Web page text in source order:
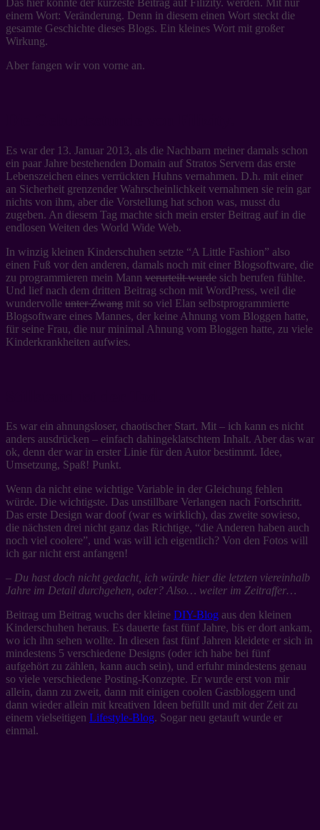
einem Wort: Veränderung. Denn in diesem einen Wort steckt die
gesamte Geschichte dieses Blogs. Ein kleines Wort mit großer
Wirkung.
Aber fangen wir von vorne an.
Es war der 13. Januar 2013, als die Nachbarn meiner damals schon
ein paar Jahre bestehenden Domain auf Stratos Servern das erste
Lebenszeichen eines verrückten Huhns vernahmen. D.h. mit einer
an Sicherheit grenzender Wahrscheinlichkeit vernahmen sie rein gar
nichts von ihm, aber die Vorstellung hat schon was, musst du
zugeben. An diesem Tag machte sich mein erster Beitrag auf in die
endlosen Weiten des World Wide Web.
In winzig kleinen Kinderschuhen setzte “A Little Fashion” also
einen Fuß vor den anderen, damals noch mit einer Blogsoftware, die
zu programmieren mein Mann verurteilt wurde sich berufen fühlte.
Und lief nach dem dritten Beitrag schon mit WordPress, weil die
wundervolle unter Zwang mit so viel Elan selbstprogrammierte
Blogsoftware eines Mannes, der keine Ahnung vom Bloggen hatte,
für seine Frau, die nur minimal Ahnung vom Bloggen hatte, zu viele
Kinderkrankheiten aufwies.
Es war ein ahnungsloser, chaotischer Start. Mit – ich kann es nicht
anders ausdrücken – einfach dahingeklatschtem Inhalt. Aber das war
ok, denn der war in erster Linie für den Autor bestimmt. Idee,
Umsetzung, Spaß! Punkt.
Wenn da nicht eine wichtige Variable in der Gleichung fehlen
würde. Die wichtigste. Das unstillbare Verlangen nach Fortschritt.
Das erste Design war doof (war es wirklich), das zweite sowieso,
die nächsten drei nicht ganz das Richtige, “die Anderen haben auch
noch viel coolere”, und was will ich eigentlich? Von den Fotos will
ich gar nicht erst anfangen!
– Du hast doch nicht gedacht, ich würde hier die letzten viereinhalb
Jahre im Detail durchgehen, oder? Also… weiter im Zeitraffer…
Beitrag um Beitrag wuchs der kleine DIY-Blog aus den kleinen
Kinderschuhen heraus. Es dauerte fast fünf Jahre, bis er dort ankam,
wo ich ihn sehen wollte. In diesen fast fünf Jahren kleidete er sich in
mindestens 5 verschiedene Designs (oder ich habe bei fünf
aufgehört zu zählen, kann auch sein), und erfuhr mindestens genau
so viele verschiedene Posting-Konzepte. Er wurde erst von mir
allein, dann zu zweit, dann mit einigen coolen Gastbloggern und
dann wieder allein mit kreativen Ideen befüllt und mit der Zeit zu
einem vielseitigen Lifestyle-Blog. Sogar neu getauft wurde er
einmal.